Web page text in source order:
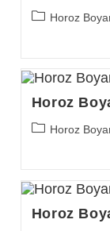
PostHoroz
Horoz
PostHoroz
Horoz